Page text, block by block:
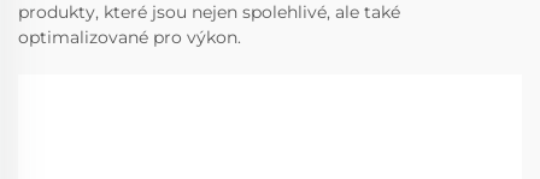
produkty, které jsou nejen spolehlivé, ale také
optimalizované pro výkon.